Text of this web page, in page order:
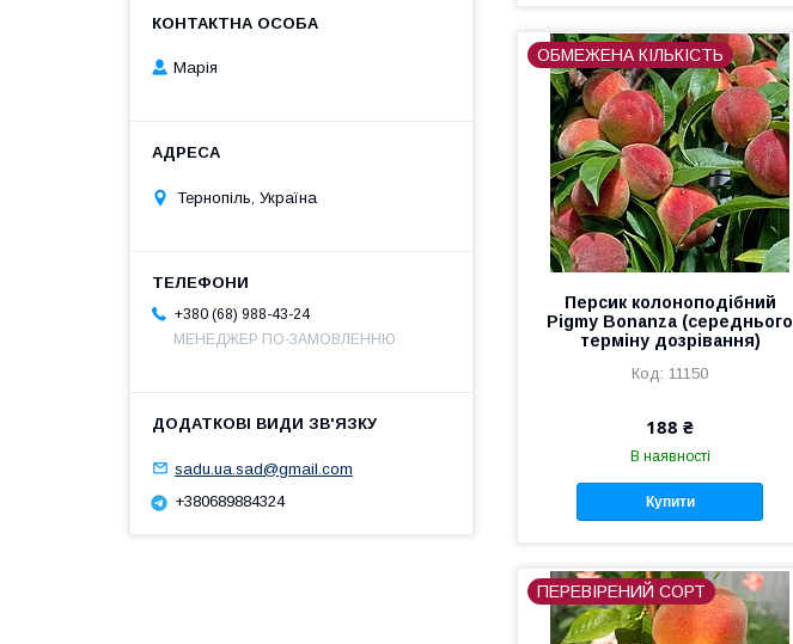
ОБМЕЖЕНА КІЛЬКІСТЬ
Персик колоноподібний
Pigmy Bonanza (середнього
терміну дозрівання)
11150
188 ₴
В наявності
Купити
ПЕРЕВІРЕНИЙ СОРТ
Марія
Тернопіль, Україна
+380 (68) 988-43-24
МЕНЕДЖЕР ПО-ЗАМОВЛЕННЮ
sadu.ua.sad@gmail.com
+380689884324